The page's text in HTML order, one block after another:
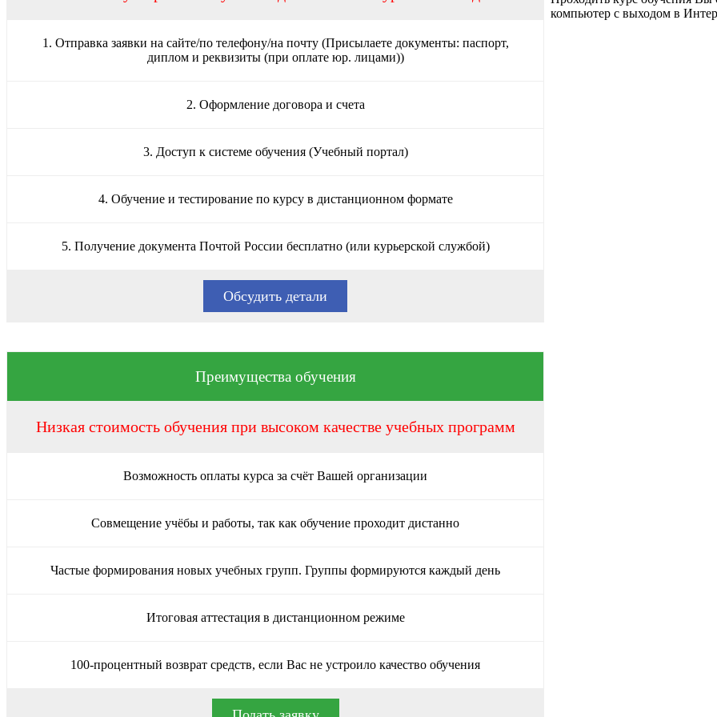
1. Отправка заявки на сайте/по телефону/на почту (Присылаете документы: паспорт,
диплом и реквизиты (при оплате юр. лицами))
2. Оформление договора и счета
3. Доступ к системе обучения (Учебный портал)
4. Обучение и тестирование по курсу в дистанционном формате
5. Получение документа Почтой России бесплатно (или курьерской службой)
Обсудить детали
Преимущества обучения
Низкая стоимость обучения при высоком качестве учебных программ
Возможность оплаты курса за счёт Вашей организации
Совмещение учёбы и работы, так как обучение проходит дистанно
Частые формирования новых учебных групп. Группы формируются каждый день
Итоговая аттестация в дистанционном режиме
100-процентный возврат средств, если Вас не устроило качество обучения
компьютер с выходом в